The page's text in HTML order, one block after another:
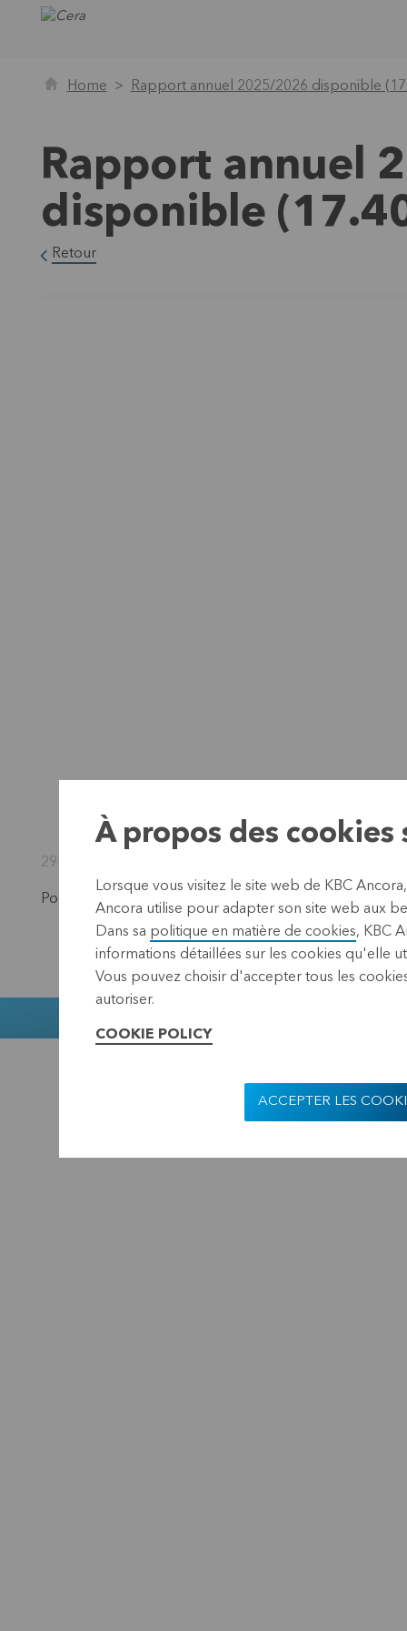
Home Rapport annuel 2025/2026 disponible
Rapport annuel
disponible
Retour
29 septembre 2026 17:40
Pour rester au courant des actualités de KBC Ancora,
À propos des cookies
Lorsque vous visitez le site web de KBC
Ancora utilise pour adapter son site web aux
Dans sa politique en matière de cookies, KBC
informations détaillées sur les cookies qu'elle
Vous pouvez choisir d'accepter tous les
autoriser.
COOKIE POLICY
ACCEPTER LES